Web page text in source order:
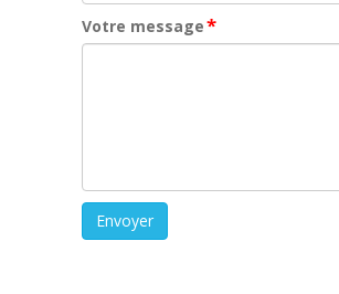
Votre message*